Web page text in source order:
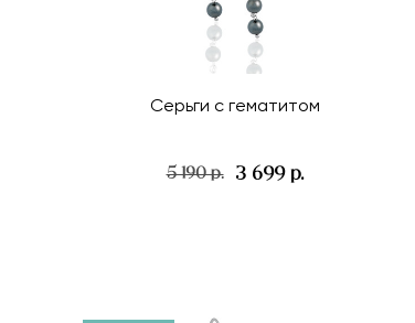
Серьги с гематитом
5 190 р. 3 699 р.